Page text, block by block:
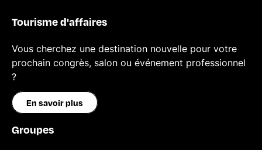
Tourisme d'affaires
Vous cherchez une destination nouvelle pour votre
prochain congrès, salon ou événement professionnel
?
En savoir plus
Groupes